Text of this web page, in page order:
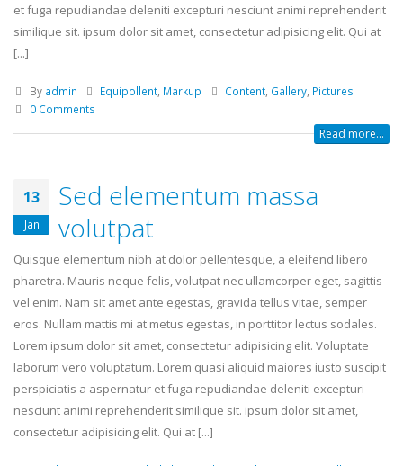
et fuga repudiandae deleniti excepturi nesciunt animi reprehenderit
similique sit. ipsum dolor sit amet, consectetur adipisicing elit. Qui at
[...]
By admin Equipollent Markup Content Gallery Pictures
0 Comments
Read more...
13
Jan
Sed elementum massa
volutpat
Quisque elementum nibh at dolor pellentesque, a eleifend libero
pharetra. Mauris neque felis, volutpat nec ullamcorper eget, sagittis
vel enim. Nam sit amet ante egestas, gravida tellus vitae, semper
eros. Nullam mattis mi at metus egestas, in porttitor lectus sodales.
Lorem ipsum dolor sit amet, consectetur adipisicing elit. Voluptate
laborum vero voluptatum. Lorem quasi aliquid maiores iusto suscipit
perspiciatis a aspernatur et fuga repudiandae deleniti excepturi
nesciunt animi reprehenderit similique sit. ipsum dolor sit amet,
consectetur adipisicing elit. Qui at [...]